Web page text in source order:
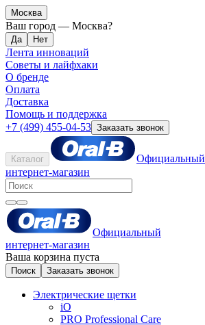
Москва
Ваш город — Москва?
Лента инноваций
Советы и лайфхаки
О бренде
Оплата
Доставка
Помощь и поддержка
+7 (499) 455-04-53 Заказать звонок
Каталог
Официальный
интернет-магазин
Официальный
интернет-магазин
Ваша корзина пуста
Поиск Заказать звонок
Электрические щетки
iO
PRO Professional Care